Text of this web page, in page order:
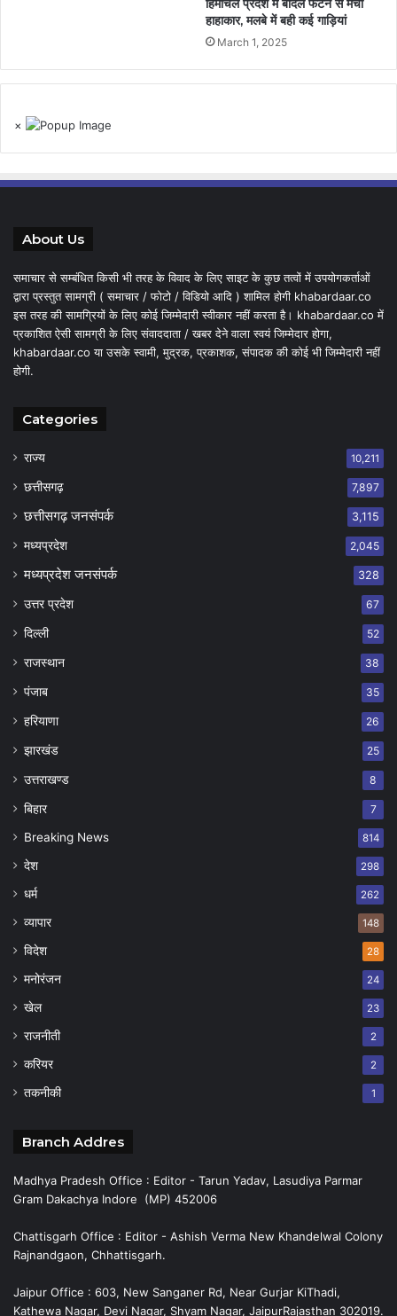
हिमाचल प्रदेश में बादल फटने से मचा
हाहाकार, मलबे में बही कई गाड़ियां
March 1, 2025
×
About Us
समाचार से सम्बंधित किसी भी तरह के विवाद के लिए साइट के कुछ तत्वों में उपयोगकर्ताओं
द्वारा प्रस्तुत सामग्री ( समाचार / फोटो / विडियो आदि ) शामिल होगी khabardaar.co
इस तरह की सामग्रियों के लिए कोई जिम्मेदारी स्वीकार नहीं करता है। khabardaar.co में
प्रकाशित ऐसी सामग्री के लिए संवाददाता / खबर देने वाला स्वयं जिम्मेदार होगा,
khabardaar.co या उसके स्वामी, मुद्रक, प्रकाशक, संपादक की कोई भी जिम्मेदारी नहीं
होगी.
Categories
राज्य 10,211
छत्तीसगढ़ 7,897
छत्तीसगढ़ जनसंपर्क 3,115
मध्यप्रदेश 2,045
मध्यप्रदेश जनसंपर्क 328
उत्तर प्रदेश 67
दिल्ली 52
राजस्थान 38
पंजाब 35
हरियाणा 26
झारखंड 25
उत्तराखण्ड 8
बिहार 7
Breaking News 814
देश 298
धर्म 262
व्यापार 148
विदेश 28
मनोरंजन 24
खेल 23
राजनीती 2
करियर 2
तकनीकी 1
Branch Addres
Madhya Pradesh Office : Editor - Tarun Yadav, Lasudiya Parmar
Gram Dakachya Indore (MP) 452006
Chattisgarh Office : Editor - Ashish Verma New Khandelwal Colony
Rajnandgaon, Chhattisgarh.
Jaipur Office : 603, New Sanganer Rd, Near Gurjar KiThadi,
Kathewa Nagar, Devi Nagar, Shyam Nagar, JaipurRajasthan 302019.